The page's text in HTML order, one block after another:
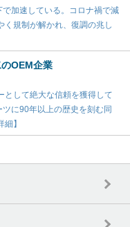
加速している。コロナ禍で減
く規制が解かれ、復調の兆し
OEM企業
として絶大な信頼を獲得して
に90年以上の歴史を刻む同
】